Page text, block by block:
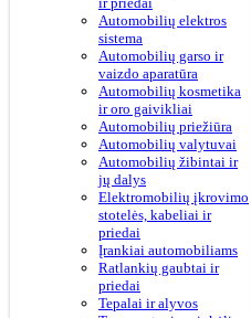
Automobilių elektros
sistema
Automobilių garso ir
vaizdo aparatūra
Automobilių kosmetika
ir oro gaivikliai
Automobilių priežiūra
Automobilių valytuvai
Automobilių žibintai ir
jų dalys
Elektromobilių įkrovimo
stotelės, kabeliai ir
priedai
Įrankiai automobiliams
Ratlankių gaubtai ir
priedai
Tepalai ir alyvos